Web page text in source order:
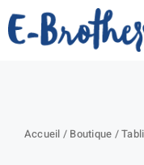
Passer
au
Accueil / Boutique /